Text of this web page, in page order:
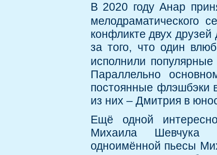
В 2020 году Анар
мелодраматического
конфликте двух
за того, что один
исполнили
Параллельно
постоянные флэшбэки
из них – Дмитрия в
Ещё одной
Михаила Шевчука
одноимённой пьесы